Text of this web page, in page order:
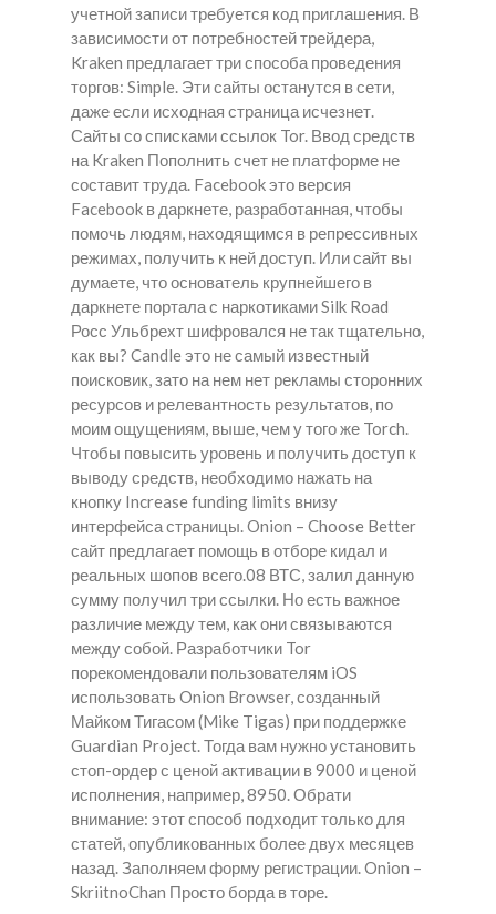
учетной записи требуется код приглашения. В
зависимости от потребностей трейдера,
Kraken предлагает три способа проведения
торгов: Simple. Эти сайты останутся в сети,
даже если исходная страница исчезнет.
Сайты со списками ссылок Tor. Ввод средств
на Kraken Пополнить счет не платформе не
составит труда. Facebook это версия
Facebook в даркнете, разработанная, чтобы
помочь людям, находящимся в репрессивных
режимах, получить к ней доступ. Или сайт вы
думаете, что основатель крупнейшего в
даркнете портала с наркотиками Silk Road
Росс Ульбрехт шифровался не так тщательно,
как вы? Candle это не самый известный
поисковик, зато на нем нет рекламы сторонних
ресурсов и релевантность результатов, по
моим ощущениям, выше, чем у того же Torch.
Чтобы повысить уровень и получить доступ к
выводу средств, необходимо нажать на
кнопку Increase funding limits внизу
интерфейса страницы. Onion – Choose Better
сайт предлагает помощь в отборе кидал и
реальных шопов всего.08 ВТС, залил данную
сумму получил три ссылки. Но есть важное
различие между тем, как они связываются
между собой. Разработчики Tor
порекомендовали пользователям iOS
использовать Onion Browser, созданный
Майком Тигасом (Mike Tigas) при поддержке
Guardian Project. Тогда вам нужно установить
стоп-ордер с ценой активации в 9000 и ценой
исполнения, например, 8950. Обрати
внимание: этот способ подходит только для
статей, опубликованных более двух месяцев
назад. Заполняем форму регистрации. Onion –
SkriitnoChan Просто борда в торе.